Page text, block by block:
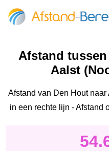
Afstand tussen
Aalst
Afstand van Den Hout naar
in een rechte lijn - Afstand